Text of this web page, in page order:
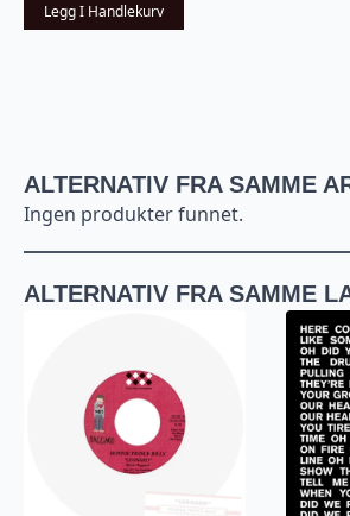
Legg I Handlekurv
ALTERNATIV FRA SAMME
Ingen produkter funnet.
ALTERNATIV FRA SAMME